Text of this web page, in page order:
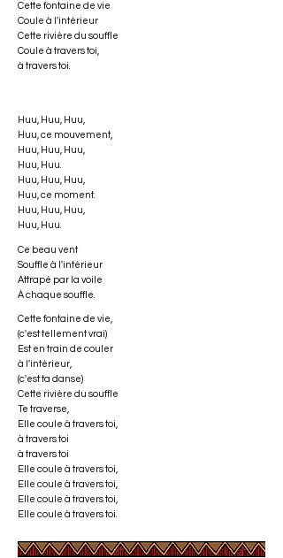
Cette fontaine de vie
Coule à l'intérieur
Cette rivière du souffle
Coule à travers toi,
à travers toi.
Huu, Huu, Huu,
Huu, ce mouvement,
Huu, Huu, Huu,
Huu, Huu.
Huu, Huu, Huu,
Huu, ce moment.
Huu, Huu, Huu,
Huu, Huu.
Ce beau vent
Souffle à l'intérieur
Attrapé par la voile
À chaque souffle.
Cette fontaine de vie,
(c'est tellement vrai)
Est en train de couler
à l'intérieur,
(c'est ta danse)
Cette rivière du souffle
Te traverse,
Elle coule à travers toi,
à travers toi
à travers toi
Elle coule à travers toi,
Elle coule à travers toi,
Elle coule à travers toi,
Elle coule à travers toi.